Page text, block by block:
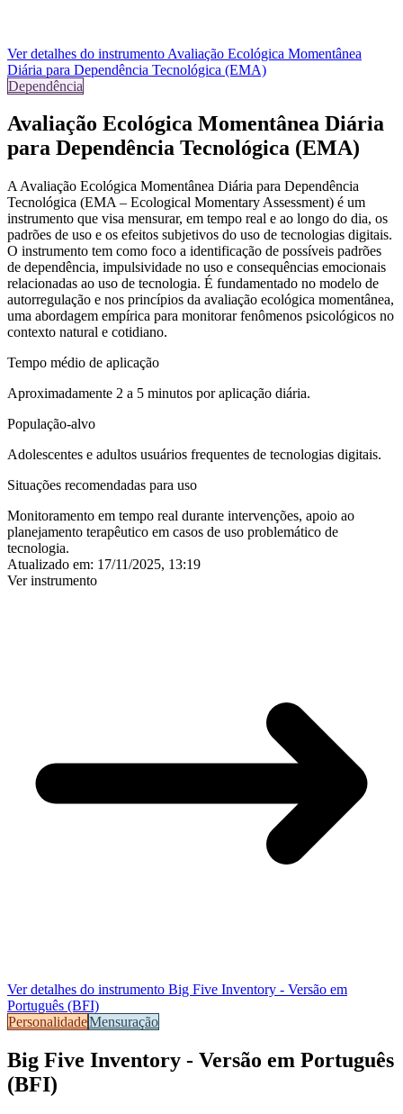
Ver detalhes do instrumento Avaliação Ecológica Momentânea
Diária para Dependência Tecnológica (EMA)
Dependência
Avaliação Ecológica Momentânea Diária
para Dependência Tecnológica (EMA)
A Avaliação Ecológica Momentânea Diária para Dependência
Tecnológica (EMA – Ecological Momentary Assessment) é um
instrumento que visa mensurar, em tempo real e ao longo do dia, os
padrões de uso e os efeitos subjetivos do uso de tecnologias digitais.
O instrumento tem como foco a identificação de possíveis padrões
de dependência, impulsividade no uso e consequências emocionais
relacionadas ao uso de tecnologia. É fundamentado no modelo de
autorregulação e nos princípios da avaliação ecológica momentânea,
uma abordagem empírica para monitorar fenômenos psicológicos no
contexto natural e cotidiano.
Tempo médio de aplicação
Aproximadamente 2 a 5 minutos por aplicação diária.
População-alvo
Adolescentes e adultos usuários frequentes de tecnologias digitais.
Situações recomendadas para uso
Monitoramento em tempo real durante intervenções, apoio ao
planejamento terapêutico em casos de uso problemático de
tecnologia.
Atualizado em: 17/11/2025, 13:19
Ver instrumento
Ver detalhes do instrumento Big Five Inventory - Versão em
Português (BFI)
PersonalidadeMensuração
Big Five Inventory - Versão em Português
(BFI)